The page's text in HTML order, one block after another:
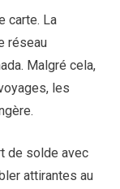
carte. La
réseau
Malgré cela,
les
de solde avec
attirantes au